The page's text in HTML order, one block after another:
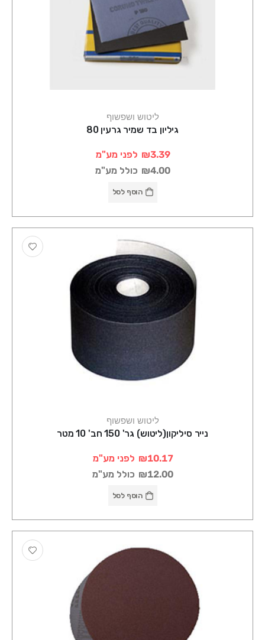
ליטוש ושפשוף
גיליון בד שמיר גרעין 80
₪3.39 לפני מע"מ
₪4.00 כולל מע"מ
הוסף לסל
ליטוש ושפשוף
נייר סיליקון(ליטוש) גר' 150 חב' 10 מטר
₪10.17 לפני מע"מ
₪12.00 כולל מע"מ
הוסף לסל